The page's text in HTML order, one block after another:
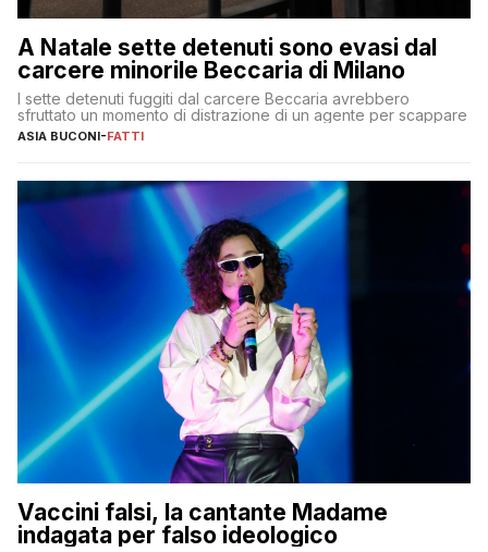
A Natale sette detenuti sono evasi dal
carcere minorile Beccaria di Milano
I sette detenuti fuggiti dal carcere Beccaria avrebbero
sfruttato un momento di distrazione di un agente per scappare
ASIA BUCONI-FATTI
Vaccini falsi, la cantante Madame
indagata per falso ideologico